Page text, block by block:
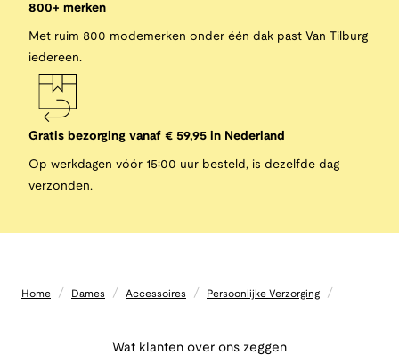
800+ merken
Met ruim 800 modemerken onder één dak past Van Tilburg
iedereen.
Gratis bezorging vanaf € 59,95 in Nederland
Op werkdagen vóór 15:00 uur besteld, is dezelfde dag
verzonden.
Home / Dames / Accessoires / Persoonlijke Verzorging /
Wat klanten over ons zeggen